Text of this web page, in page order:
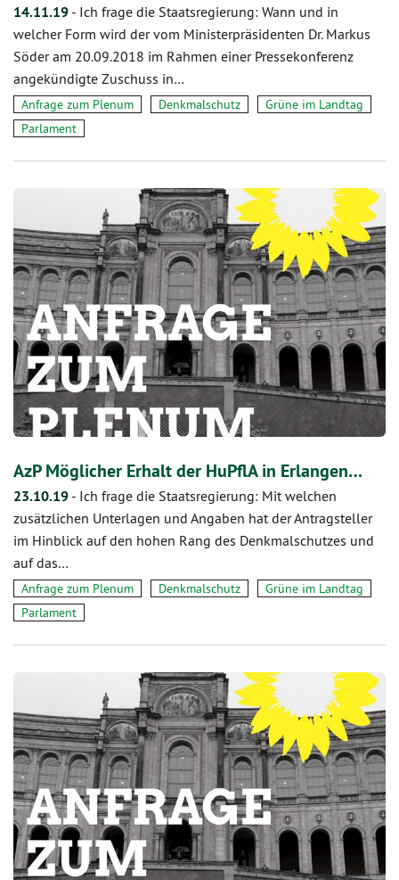
14.11.19 - Ich frage die Staatsregierung: Wann und in
welcher Form wird der vom Ministerpräsidenten Dr. Markus
Söder am 20.09.2018 im Rahmen einer Pressekonferenz
angekündigte Zuschuss in…
Anfrage zum Plenum Denkmalschutz
Grüne im Landtag
Parlament
AzP Möglicher Erhalt der HuPflA in Erlangen…
23.10.19 - Ich frage die Staatsregierung: Mit welchen
zusätzlichen Unterlagen und Angaben hat der Antragsteller
im Hinblick auf den hohen Rang des Denkmalschutzes und
auf das…
Anfrage zum Plenum Denkmalschutz
Grüne im Landtag
Parlament